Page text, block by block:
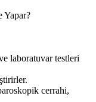
Yapar?
laboratuvar testleri
cerrahi,